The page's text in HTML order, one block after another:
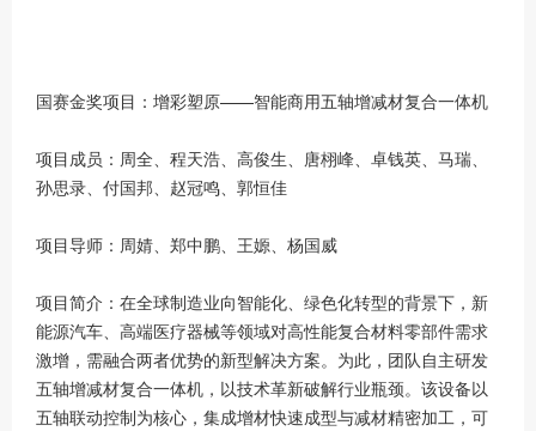
国赛金奖项目：增彩塑原——智能商用五轴增减材复合一体机
项目成员：周全、程天浩、高俊生、唐栩峰、卓钱英、马瑞、
孙思录、付国邦、赵冠鸣、郭恒佳
项目导师：周婧、郑中鹏、王嫄、杨国威
项目简介：在全球制造业向智能化、绿色化转型的背景下，新
能源汽车、高端医疗器械等领域对高性能复合材料零部件需求
激增，需融合两者优势的新型解决方案。为此，团队自主研发
五轴增减材复合一体机，以技术革新破解行业瓶颈。该设备以
五轴联动控制为核心，集成增材快速成型与减材精密加工，可